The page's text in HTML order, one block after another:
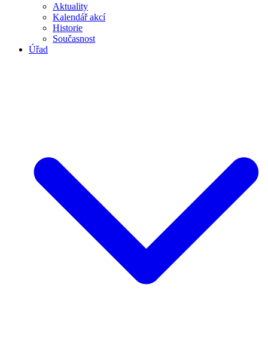
Aktuality
Kalendář akcí
Historie
Současnost
Úřad